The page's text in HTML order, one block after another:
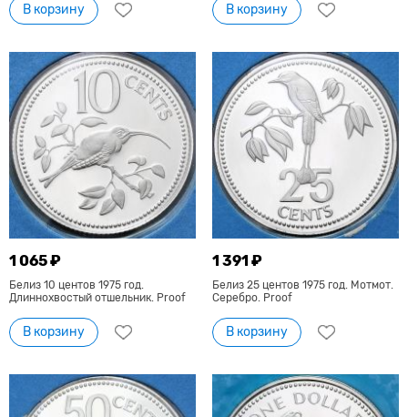
В корзину В корзину
1 065 ₽
Белиз 10 центов 1975 год.
Длиннохвостый отшельник. Proof
В корзину
1 391 ₽
Белиз 25 центов 1975 год. Мотмот.
Серебро. Proof
В корзину